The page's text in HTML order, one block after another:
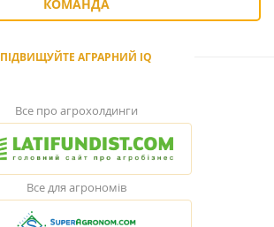
КОМАНДА
ПІДВИЩУЙТЕ АГРАРНИЙ IQ
Все про агрохолдинги
Все для агрономів